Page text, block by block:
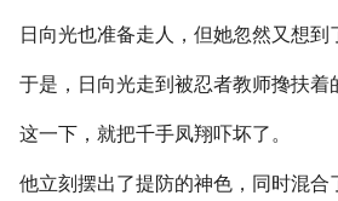
日向光也准备走人，但她忽然又想到
于是，日向光走到被忍者教师搀扶着
这一下，就把千手凤翔吓坏了。
他立刻摆出了提防的神色，同时混合